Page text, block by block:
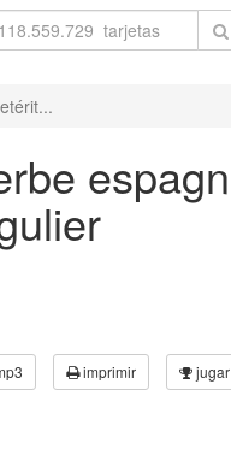
imprimir jugar